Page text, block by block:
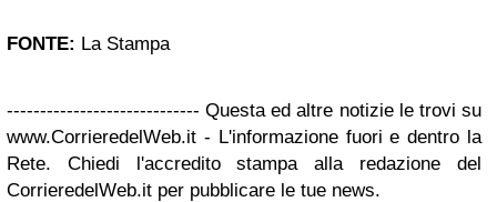
FONTE: La Stampa
----------------------------- Questa ed altre notizie le trovi su
www.CorrieredelWeb.it - L'informazione fuori e dentro la
Rete. Chiedi l'accredito stampa alla redazione del
CorrieredelWeb.it per pubblicare le tue news.